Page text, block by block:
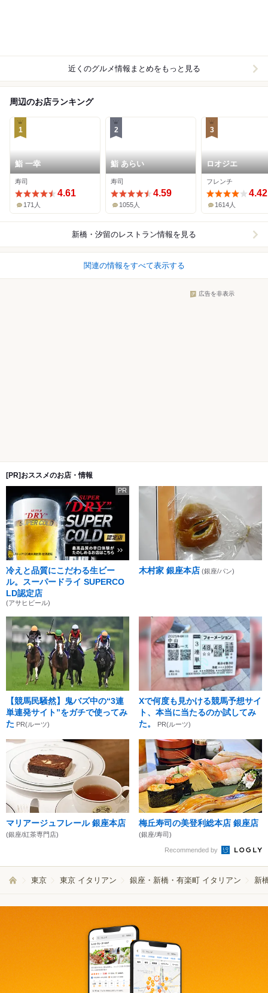
近くのグルメ情報まとめをもっと見る
周辺のお店ランキング
1
鮨 一幸
寿司
4.61
171人
2
鮨 あらい
寿司
4.59
1055人
3
ロオジエ
フレンチ
4.42
1614人
新橋・汐留のレストラン情報を見る
関連の情報をすべて表示する
広告を非表示
[PR]おススメのお店・情報
PR
冷えと品質にこだわる生ビー
ル。スーパードライ SUPERCO
LD認定店
(アサヒビール)
木村家 銀座本店 (銀座/パン)
【競馬民騒然】鬼バズ中の“3連
単連発サイト”をガチで使ってみ
た PR(ルーツ)
Xで何度も見かける競馬予想サイ
ト、本当に当たるのか試してみ
た。
PR(ルーツ)
マリアージュフレール 銀座本店
(銀座/紅茶専門店)
梅丘寿司の美登利総本店 銀座店
(銀座/寿司)
Recommended by
東京 東京 イタリアン 銀座・新橋・有楽町 イタリアン 新